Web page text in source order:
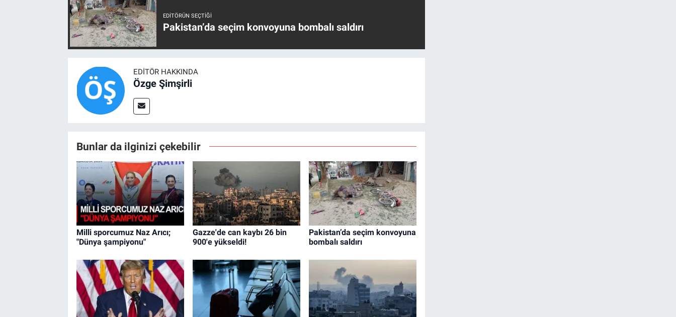
EDITÖRÜN SEÇTIĞI
Pakistan’da seçim konvoyuna bombalı saldırı
EDITÖR HAKKINDA
Özge Şimşirli
Bunlar da ilginizi çekebilir
Milli sporcumuz Naz Arıcı;
"Dünya şampiyonu"
Gazze'de can kaybı 26 bin
900'e yükseldi!
Pakistan’da seçim konvoyuna
bombalı saldırı